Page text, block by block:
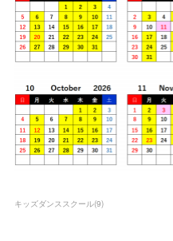
キッズダンススクール(9)